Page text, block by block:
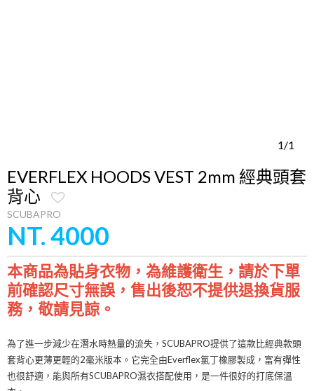
1/1
EVERFLEX HOODS VEST 2mm 經典頭套
背心
SCUBAPRO
NT. 4000
本商品為貼身衣物，為維護衛生，請於下單
前確認尺寸無誤，售出後恕不提供退換貨服
務，敬請見諒。
為了進一步減少在潛水時熱量的流失，SCUBAPRO提供了這款比經典款頭
套背心更薄更輕的2毫米版本。它完全由Everflex氯丁橡膠製成，富有彈性
也很舒適，能與所有SCUBAPRO濕衣搭配使用，是一件很好的打底保溫